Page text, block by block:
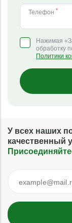
Телефон *
Нажимая
обработку
Политики
У всех наших
качественный